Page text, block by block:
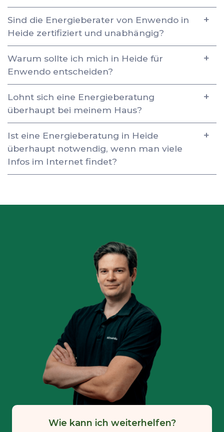
Sind die Energieberater von Enwendo in
Heide zertifiziert und unabhängig?
Warum sollte ich mich in Heide für
Enwendo entscheiden?
Lohnt sich eine Energieberatung
überhaupt bei meinem Haus?
Ist eine Energieberatung in Heide
überhaupt notwendig, wenn man viele
Infos im Internet findet?
Wie kann ich weiterhelfen?